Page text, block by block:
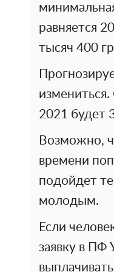
равняется
тысяч 400
2021 будет
Возможно,
времени
подойдет
молодым.
Если
заявку в ПФ